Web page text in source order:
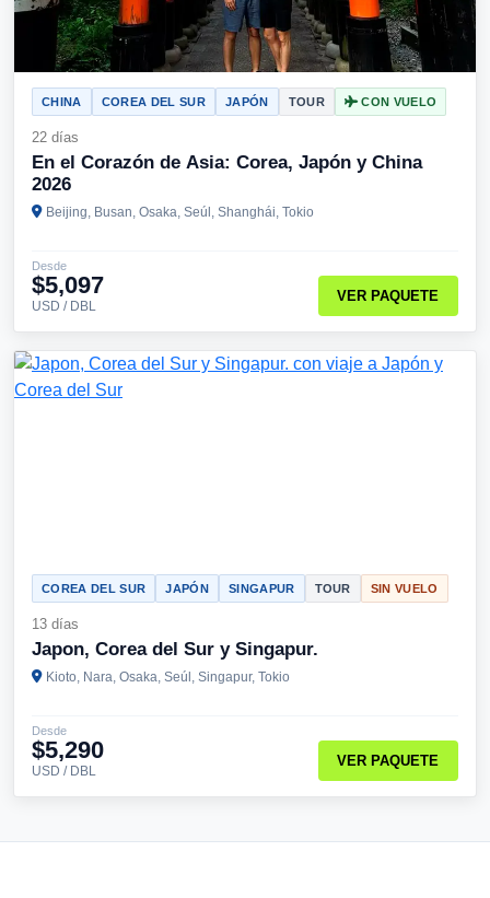
CHINA COREA DEL SUR JAPÓN TOUR CON VUELO
22 días
En el Corazón de Asia: Corea, Japón y China
2026
Beijing, Busan, Osaka, Seúl, Shanghái, Tokio
Desde
$5,097
USD / DBL
VER PAQUETE
COREA DEL SUR JAPÓN SINGAPUR TOUR SIN VUELO
13 días
Japon, Corea del Sur y Singapur.
Kioto, Nara, Osaka, Seúl, Singapur, Tokio
Desde
$5,290
USD / DBL
VER PAQUETE